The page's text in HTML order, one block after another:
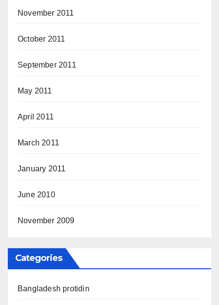
November 2011
October 2011
September 2011
May 2011
April 2011
March 2011
January 2011
June 2010
November 2009
Categories
Bangladesh protidin